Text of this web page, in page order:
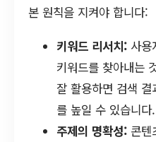
본 원칙을 지켜야 합니다:
키워드 리서치: 사용
키워드를 찾아내는
잘 활용하면 검색
를 높일 수 있습니다.
주제의 명확성: 콘텐